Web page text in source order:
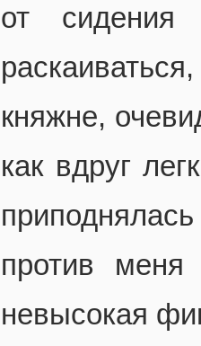
от
княжне,
как вдруг
против меня
невысокая